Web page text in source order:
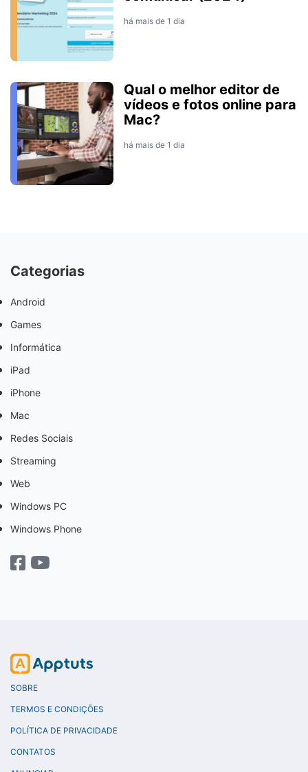
há mais de 1 dia
Qual o melhor editor de
vídeos e fotos online para
Mac?
há mais de 1 dia
Categorias
Android
Games
Informática
iPad
iPhone
Mac
Redes Sociais
Streaming
Web
Windows PC
Windows Phone
SOBRE
TERMOS E CONDIÇÕES
POLÍTICA DE PRIVACIDADE
CONTATOS